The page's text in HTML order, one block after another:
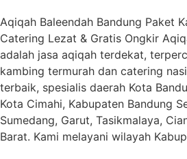
Aqiqah Baleendah Bandung Paket
Catering Lezat & Gratis Ongkir
adalah jasa aqiqah terdekat,
kambing termurah dan catering
terbaik, spesialis daerah Kota
Kota Cimahi, Kabupaten Bandung
Sumedang, Garut, Tasikmalaya,
Barat. Kami melayani wilayah